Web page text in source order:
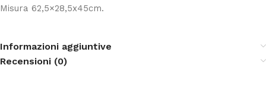
Misura 62,5×28,5x45cm.
Informazioni aggiuntive
Recensioni (0)